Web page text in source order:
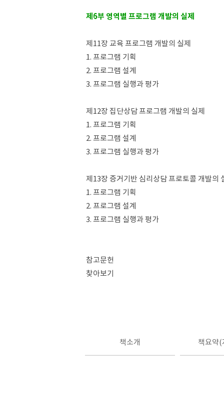
제6부 영역별 프로그램 개발의 실제
제11장 교육 프로그램 개발의 실제
1. 프로그램 기획
2. 프로그램 설계
3. 프로그램 실행과 평가
제12장 집단상담 프로그램 개발의 실제
1. 프로그램 기획
2. 프로그램 설계
3. 프로그램 실행과 평가
제13장 증거기반 심리상담 프로토콜 개발의
1. 프로그램 기획
2. 프로그램 설계
3. 프로그램 실행과 평가
참고문헌
찾아보기
책소개 책요약(